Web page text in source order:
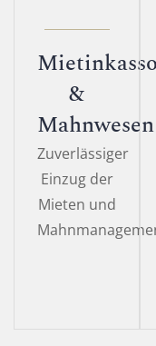
Mietinkasso
&
Mahnwesen
Zuverlässiger
Einzug der
Mieten und